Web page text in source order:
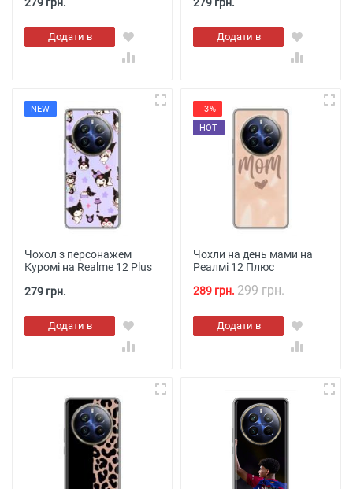
Додати в
кошик
Додати в
кошик
NEW
Чохол з персонажем
Куромі на Realme 12 Plus
279 грн.
Додати в
кошик
- 3%
HOT
Чохли на день мами на
Реалмі 12 Плюс
289 грн. 299 грн.
Додати в
кошик